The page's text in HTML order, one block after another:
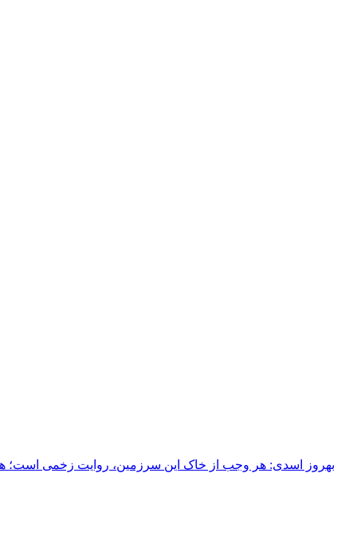
بهروز اسدی: هر وجب از خاک‌ این سرزمین، روایت زخمی است؛